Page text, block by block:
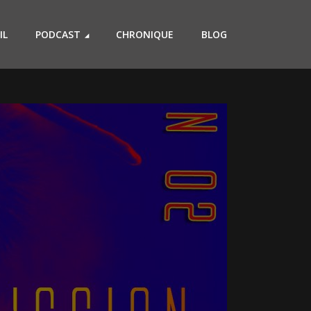
PODCAST CHRONIQUE BLOG